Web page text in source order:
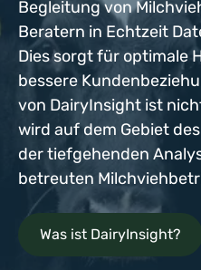
Begleitung von
Beratern in Echtzeit
Dies sorgt für optimale
bessere
von DairyInsight ist
wird auf dem Gebiet
der tiefgehenden
betreuten
Was ist DairyInsight?